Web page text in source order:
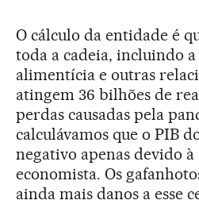
O cálculo da entidade é
toda a cadeia, incluindo
alimentícia e outras
atingem 36 bilhões de
perdas causadas pela
calculávamos que o PIB
negativo apenas devido à
economista. Os
ainda mais danos a esse